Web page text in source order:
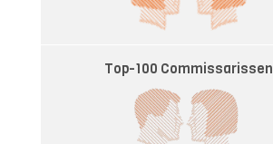
Top-100 Commissarissen